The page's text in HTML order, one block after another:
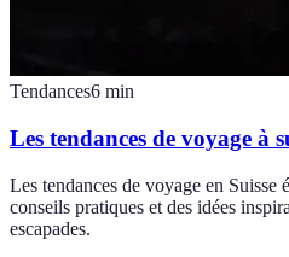
Tendances6 min
Les tendances de voyage à
Les tendances de voyage en
conseils pratiques et des idées
escapades.